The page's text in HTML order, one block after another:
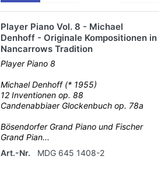
Player Piano Vol. 8 - Michael
Denhoff - Originale Kompositionen in
Nancarrows Tradition
Player Piano 8
Michael Denhoff (* 1955)
12 Inventionen op. 88
Candenabbiaer Glockenbuch op. 78a
Bösendorfer Grand Piano und Fischer
Grand Pian...
Art.-Nr.
MDG 645 1408-2